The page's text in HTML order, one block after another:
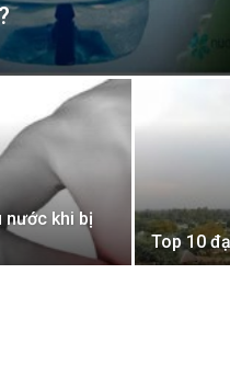
nước khi bị
Top 10